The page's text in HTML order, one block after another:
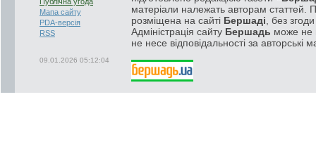
Мапа сайту
PDA-версія
RSS
09.01.2026 05:12:04
матеріали належать авторам статтей.
розміщена на сайті Бершаді , без
Адміністрація сайту Бершадь може не
не несе відповідальності за авторські